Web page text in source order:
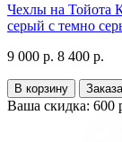
Чехлы на Тойота
серый с темно
9 000 р. 8 400 р.
В корзину
Ваша скидка: 600